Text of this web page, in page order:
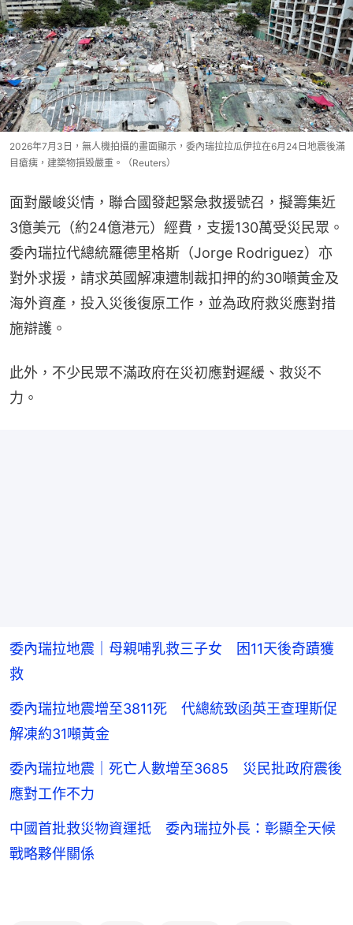
2026年7月3日，無人機拍攝的畫面顯示，委內瑞拉拉瓜伊拉在6月24日地震後滿
目瘡痍，建築物損毀嚴重。（Reuters）
面對嚴峻災情，聯合國發起緊急救援號召，擬籌集近
3億美元（約24億港元）經費，支援130萬受災民眾。
委內瑞拉代總統羅德里格斯（Jorge Rodriguez）亦
對外求援，請求英國解凍遭制裁扣押的約30噸黃金及
海外資產，投入災後復原工作，並為政府救災應對措
施辯護。
此外，不少民眾不滿政府在災初應對遲緩、救災不
力。
委內瑞拉地震｜母親哺乳救三子女 困11天後奇蹟獲
救
委內瑞拉地震增至3811死 代總統致函英王查理斯促
解凍約31噸黃金
委內瑞拉地震｜死亡人數增至3685 災民批政府震後
應對工作不力
中國首批救災物資運抵 委內瑞拉外長：彰顯全天候
戰略夥伴關係